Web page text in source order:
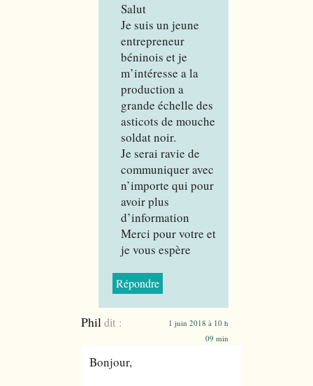
Salut
Je suis un jeune
entrepreneur
béninois et je
m’intéresse a la
production a
grande échelle des
asticots de mouche
soldat noir.
Je serai ravie de
communiquer avec
n’importe qui pour
avoir plus
d’information
Merci pour votre et
je vous espère
Répondre
Phildit :
1 juin 2018 à 10 h
09 min
Bonjour,